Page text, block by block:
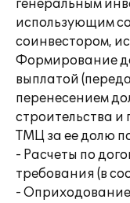
генеральным
использующим
соинвестором,
Формирование
выплатой
перенесением
строительства
ТМЦ за ее долю
- Расчеты по
требования (в
-